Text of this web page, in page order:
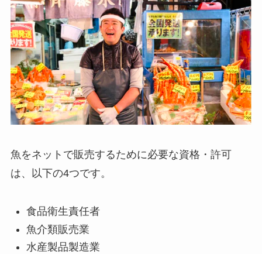
魚をネットで販売するために必要な資格・許可
は、以下の4つです。
食品衛生責任者
魚介類販売業
水産製品製造業